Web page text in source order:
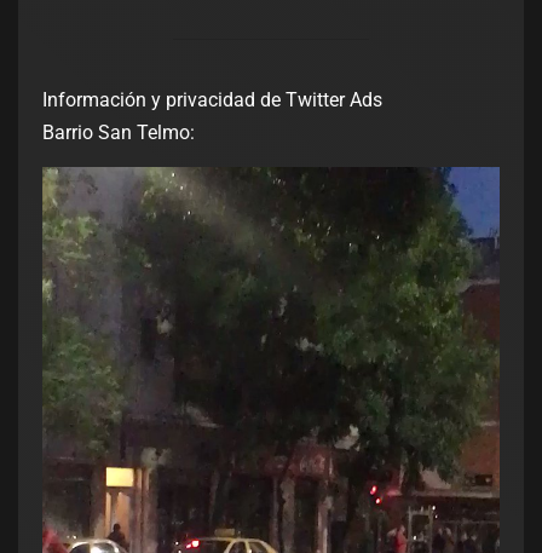
Información y privacidad de Twitter Ads
Barrio San Telmo: